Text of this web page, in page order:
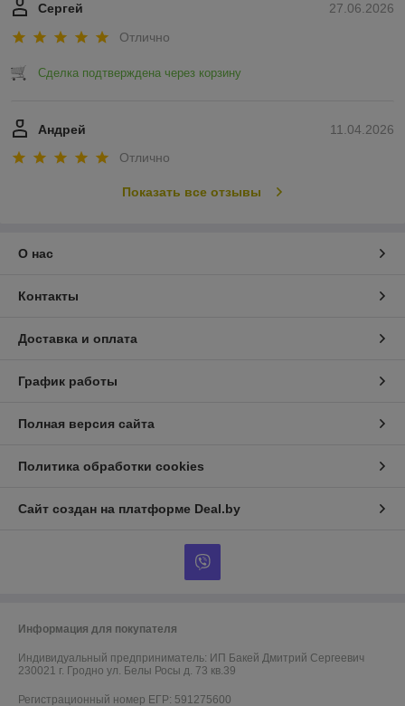
27.06.2026
Сергей
Отлично
Сделка подтверждена через корзину
11.04.2026
Андрей
Отлично
Показать все отзывы
О нас
Контакты
Доставка и оплата
График работы
Полная версия сайта
Политика обработки cookies
Сайт создан на платформе Deal.by
Информация для покупателя
Индивидуальный предприниматель: ИП Бакей Дмитрий Сергеевич
230021 г. Гродно ул. Белы Росы д. 73 кв.39
Регистрационный номер ЕГР: 591275600